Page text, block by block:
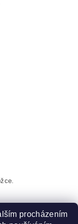
procházením